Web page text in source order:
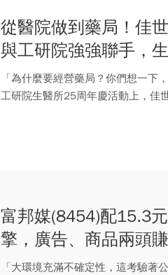
從醫院做到藥局！佳
與工研院強強聯手，
模
「為什麼要經營藥局？你們想一下
工研院生醫所25周年慶活動上，佳
富邦媒(8454)配15.3
擎，廣告、商品兩頭
空間仍大
「大環境充滿不確定性，這考驗著